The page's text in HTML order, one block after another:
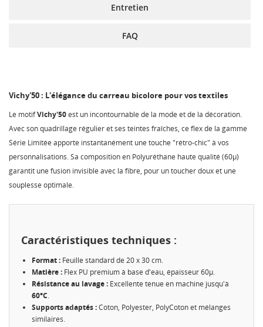
Entretien
FAQ
Vichy'50 : L'élégance du carreau bicolore pour vos textiles
Le motifVichy'50est un incontournable de la mode et de la décoration.
Avec son quadrillage régulier et ses teintes fraîches, ce flex de la gamme
Série Limitée apporte instantanément une touche "rétro-chic" à vos
personnalisations. Sa composition en Polyuréthane haute qualité (60µ)
garantit une fusion invisible avec la fibre, pour un toucher doux et une
souplesse optimale.
Caractéristiques techniques :
Format : Feuille standard de 20 x 30 cm.
Matière : Flex PU premium à base d'eau, épaisseur 60µ.
Résistance au lavage : Excellente tenue en machine jusqu'à
60°C.
Supports adaptés :Coton, Polyester, PolyCoton et mélanges
similaires.